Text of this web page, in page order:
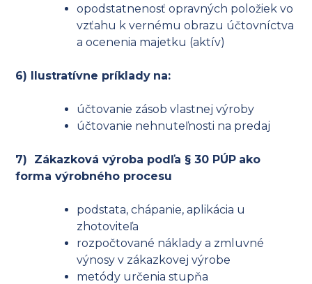
opodstatnenosť opravných položiek vo
vzťahu k vernému obrazu účtovníctva
a ocenenia majetku (aktív)
6) Ilustratívne príklady na:
účtovanie zásob vlastnej výroby
účtovanie nehnuteľnosti na predaj
7) Zákazková výroba podľa § 30 PÚP ako
forma výrobného procesu
podstata, chápanie, aplikácia u
zhotoviteľa
rozpočtované náklady a zmluvné
výnosy v zákazkovej výrobe
metódy určenia stupňa